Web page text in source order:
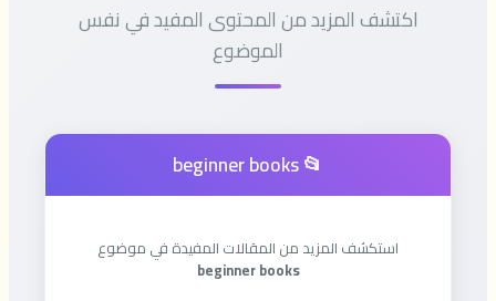
اكتشف المزيد من المحتوى المفيد في نفس
الموضوع
📂 beginner books
استكشف المزيد من المقالات المفيدة في موضوع
beginner books